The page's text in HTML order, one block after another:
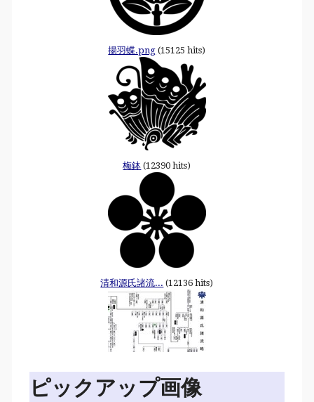
揚羽蝶.png (15125 hits)
梅鉢 (12390 hits)
清和源氏諸流... (12136 hits)
ピックアップ画像